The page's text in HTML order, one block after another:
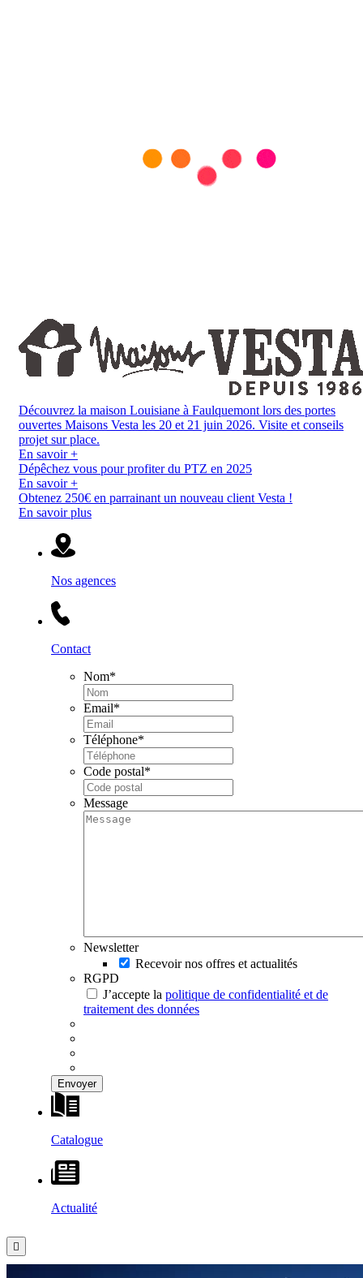
Découvrez la maison Louisiane à Faulquemont lors des portes
ouvertes Maisons Vesta les 20 et 21 juin 2026. Visite et conseils
projet sur place.
En savoir +
Dépêchez vous pour profiter du PTZ en 2025
En savoir +
Obtenez 250€ en parrainant un nouveau client Vesta !
En savoir plus
Nos agences
Contact
Nom*
Email*
Téléphone*
Code postal*
Message
Newsletter
Recevoir nos offres et actualités
RGPD
J’accepte la politique de confidentialité et de
traitement des données
Catalogue
Actualité